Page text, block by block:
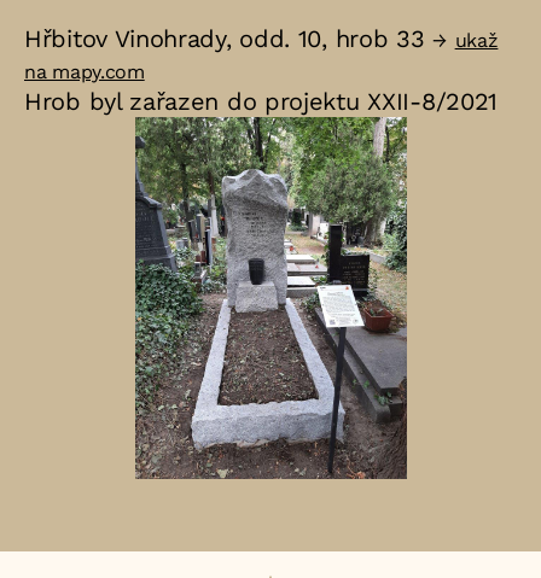
Hřbitov Vinohrady, odd. 10, hrob 33→ ukaž
na mapy.com
Hrob byl zařazen do projektu XXII-8/2021